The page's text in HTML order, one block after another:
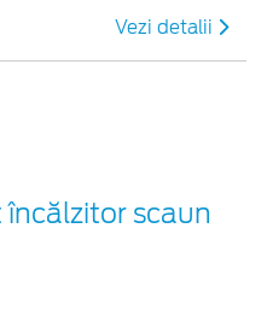
Vezi detalii
scaun